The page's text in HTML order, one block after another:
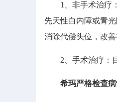
1、非手术治疗：
先天性白内障或青
消除代偿头位，改善
2、手术治疗：目
希玛严格检查